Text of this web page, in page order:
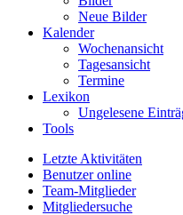
Neue Bilder
Kalender
Wochenansicht
Tagesansicht
Termine
Lexikon
Ungelesene
Tools
Letzte Aktivitäten
Benutzer online
Team-Mitglieder
Mitgliedersuche